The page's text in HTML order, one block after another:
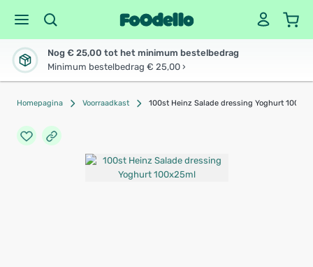
Nog € 25,00 tot het minimum bestelbedrag
Minimum bestelbedrag € 25,00 ›
Homepagina Voorraadkast 100st Heinz Salade dressing Yoghurt